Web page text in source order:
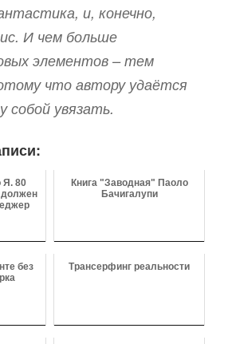
и, конечно,
И чем больше
элементов – тем
что автору удаётся
собой увязать.
Я. 80
должен
Книга "Заводная" Паоло
Бачигалупи
без
Трансерфинг реальности